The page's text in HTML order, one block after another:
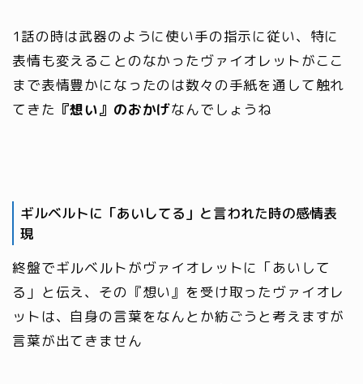
1話の時は武器のように使い手の指示に従い、特に
表情も変えることのなかったヴァイオレットがここ
まで表情豊かになったのは数々の手紙を通して触れ
てきた 『想い』のおかげなんでしょうね
ギルベルトに「あいしてる」と言われた時の感情表
現
終盤でギルベルトがヴァイオレットに「あいして
る」と伝え、その『想い』を受け取ったヴァイオレ
ットは、自身の言葉をなんとか紡ごうと考えますが
言葉が出てきません